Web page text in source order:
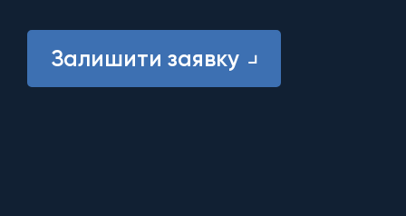
Залишити заявку